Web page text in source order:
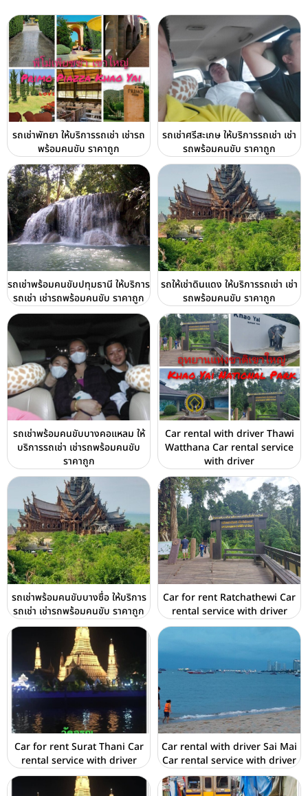
รถเช่าพัทยา ให้บริการรถเช่า เช่ารถ
พร้อมคนขับ ราคาถูก
รถเช่าศรีสะเกษ ให้บริการรถเช่า เช่า
รถพร้อมคนขับ ราคาถูก
รถเช่าพร้อมคนขับปทุมธานี ให้บริการ
รถเช่า เช่ารถพร้อมคนขับ ราคาถูก
รถให้เช่าดินแดง ให้บริการรถเช่า เช่า
รถพร้อมคนขับ ราคาถูก
รถเช่าพร้อมคนขับบางคอแหลม ให้
บริการรถเช่า เช่ารถพร้อมคนขับ
ราคาถูก
Car rental with driver Thawi
Watthana Car rental service
with driver
รถเช่าพร้อมคนขับบางซื่อ ให้บริการ
รถเช่า เช่ารถพร้อมคนขับ ราคาถูก
Car for rent Ratchathewi Car
rental service with driver
Car for rent Surat Thani Car
rental service with driver
Car rental with driver Sai Mai
Car rental service with driver